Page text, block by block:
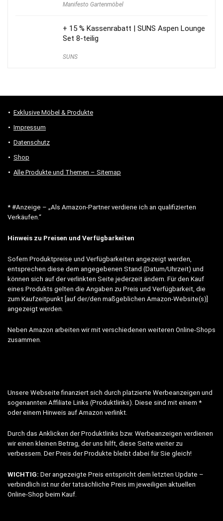
war:
ist:
Manifesto Gartenmöbel
+ 15 % Kassenrabatt | SUNS Aspen Lounge
Set 8-teilig
SUNS
Exklusive Möbel & Produkte
Impressum
Datenschutz
Shop
Alle Produkte und Themen – Sitemap
* #Anzeige – „Als Amazon-Partner verdiene ich an qualifizierten
Verkäufen.“
Hinweis zu Preisen und Verfügbarkeiten
Sofern Produktpreise und Verfügbarkeiten angezeigt werden,
entsprechen diese dem angegebenen Stand (Datum/Uhrzeit) und
können sich auf der verlinkten Seite jederzeit ändern. Für den Kauf
eines Produkts gelten die Angaben zu Preis und Verfügbarkeit, die
zum Kaufzeitpunkt [auf der/den maßgeblichen Amazon-Website(s)]
angezeigt werden.
Neben Amazon arbeiten wir mit verschiedenen weiteren Online-Shops
zusammen.
Unsere Webseite finanziert sich durch platzierte Werbeanzeigen und
sogenannten Affiliate Links (Produktlinks). Diese sind mit einem *
oder einem Hinweis auf Amazon verlinkt.
Durch das Anklicken der Produktlinks bzw. Werbeanzeigen verdienen
wir einen kleinen Betrag, der uns hilft, diese Seite weiter zu
verbessern. Der Preis der Produkte bleibt dabei für Sie gleich!
WICHTIG: Der angezeigte Preis entspricht dem letzten Update –
verbindlich ist nur der tatsächliche Preis im jeweiligen aktuellen
Online-Shop beim Kauf.